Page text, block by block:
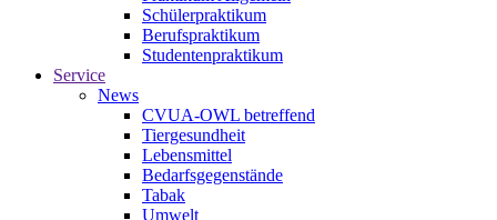
Schülerpraktikum
Berufspraktikum
Studentenpraktikum
Service
News
CVUA-OWL betreffend
Tiergesundheit
Lebensmittel
Bedarfsgegenstände
Tabak
Umwelt